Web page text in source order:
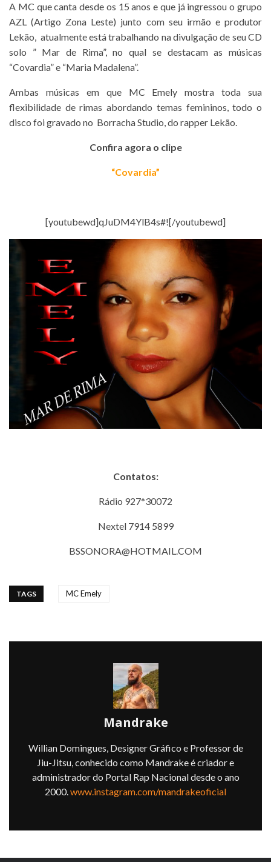
A MC que canta desde os 15 anos e que já ingressou o grupo
AZL (Artigo Zona Leste) junto com seu irmão e produtor
Lekão, atualmente está trabalhando na divulgação de seu CD
solo ” Mar de Rima”, no qual se destacam as músicas
“Covardia” e “Maria Madalena”.
Ambas músicas em que MC Emely mostra toda sua
flexibilidade de rimas abordando temas femininos, todo o
disco foi gravado no Borracha Studio, do rapper Lekão.
Confira agora o clipe
“Covardia”
[youtubewd]qJuDM4YlB4s#![/youtubewd]
Contatos:
Rádio 927*30072
Nextel 7914 5899
BSSONORA@HOTMAIL.COM
TAGS MC Emely
Mandrake
Willian Domingues, Designer Gráfico e Professor de
Jiu-Jitsu, conhecido como Mandrake é criador e
administrador do Portal Rap Nacional desde o ano
2000. www.instagram.com/mandrakeoficial